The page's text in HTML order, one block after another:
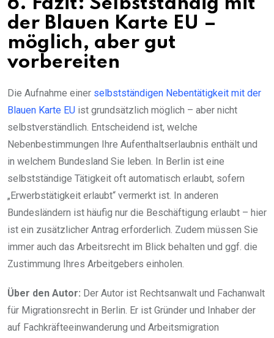
6. Fazit: Selbstständig mit
der Blauen Karte EU –
möglich, aber gut
vorbereiten
Die Aufnahme einer selbstständigen Nebentätigkeit mit der
Blauen Karte EU ist grundsätzlich möglich – aber nicht
selbstverständlich. Entscheidend ist, welche
Nebenbestimmungen Ihre Aufenthaltserlaubnis enthält und
in welchem Bundesland Sie leben. In Berlin ist eine
selbstständige Tätigkeit oft automatisch erlaubt, sofern
„Erwerbstätigkeit erlaubt“ vermerkt ist. In anderen
Bundesländern ist häufig nur die Beschäftigung erlaubt – hier
ist ein zusätzlicher Antrag erforderlich. Zudem müssen Sie
immer auch das Arbeitsrecht im Blick behalten und ggf. die
Zustimmung Ihres Arbeitgebers einholen.
Über den Autor: Der Autor ist Rechtsanwalt und Fachanwalt
für Migrationsrecht in Berlin. Er ist Gründer und Inhaber der
auf Fachkräfteeinwanderung und Arbeitsmigration